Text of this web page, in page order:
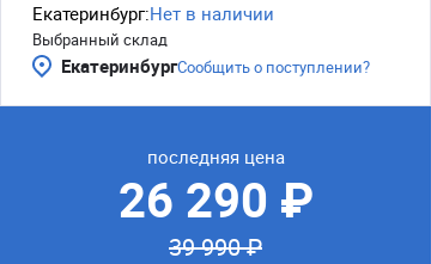
Екатеринбург:Нет в наличии
Выбранный склад
ЕкатеринбургСообщить о поступлении?
последняя цена
26 290 ₽
39 990 ₽